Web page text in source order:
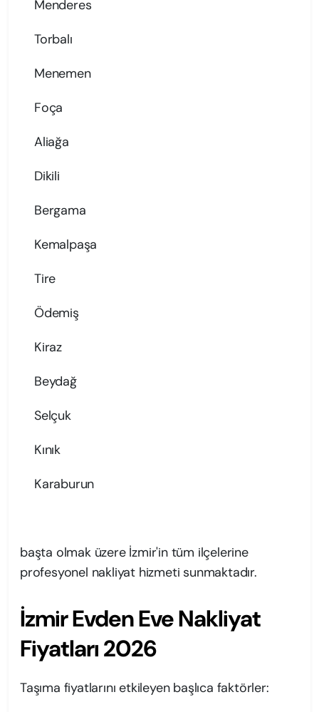
Menderes
Torbalı
Menemen
Foça
Aliağa
Dikili
Bergama
Kemalpaşa
Tire
Ödemiş
Kiraz
Beydağ
Selçuk
Kınık
Karaburun
başta olmak üzere İzmir'in tüm ilçelerine
profesyonel nakliyat hizmeti sunmaktadır.
İzmir Evden Eve Nakliyat
Fiyatları 2026
Taşıma fiyatlarını etkileyen başlıca faktörler: